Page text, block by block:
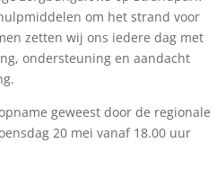
om het strand voor
zetten wij ons iedere dag met
ondersteuning en aandacht
geweest door de regionale
20 mei vanaf 18.00 uur